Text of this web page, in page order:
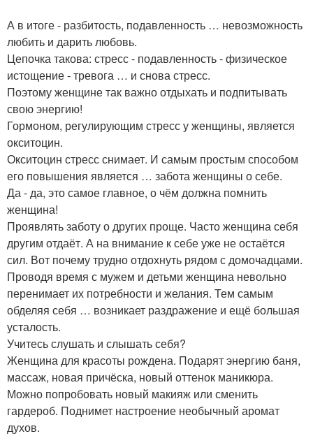
А в итоге - разбитость, подавленность … невозможность
любить и дарить любовь.
Цепочка такова: стресс - подавленность - физическое
истощение - тревога … и снова стресс.
Поэтому женщине так важно отдыхать и подпитывать
свою энергию!
Гормоном, регулирующим стресс у женщины, является
окситоцин.
Окситоцин стресс снимает. И самым простым способом
его повышения является … забота женщины о себе.
Да - да, это самое главное, о чём должна помнить
женщина!
Проявлять заботу о других проще. Часто женщина себя
другим отдаёт. А на внимание к себе уже не остаётся
сил. Вот почему трудно отдохнуть рядом с домочадцами.
Проводя время с мужем и детьми женщина невольно
перенимает их потребности и желания. Тем самым
обделяя себя … возникает раздражение и ещё большая
усталость.
Учитесь слушать и слышать себя?
Женщина для красоты рождена. Подарят энергию баня,
массаж, новая причёска, новый оттенок маникюра.
Можно попробовать новый макияж или сменить
гардероб. Поднимет настроение необычный аромат
духов.